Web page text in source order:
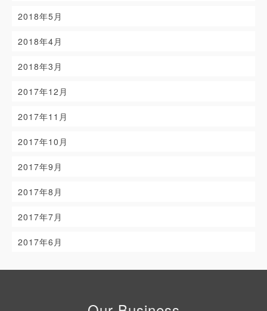
2018年5月
2018年4月
2018年3月
2017年12月
2017年11月
2017年10月
2017年9月
2017年8月
2017年7月
2017年6月